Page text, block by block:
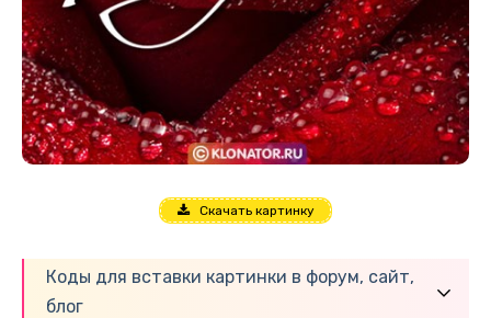
Скачать картинку
Коды для вставки картинки в форум, сайт,
блог